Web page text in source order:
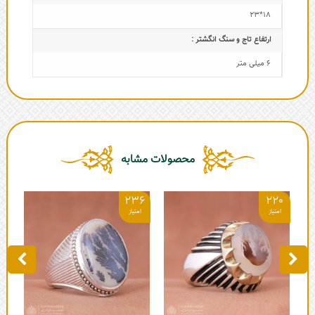
18*23
ارتفاع تاج و سنگ انگشتر :
6 میلی متر
محصولات مشابه
220
236